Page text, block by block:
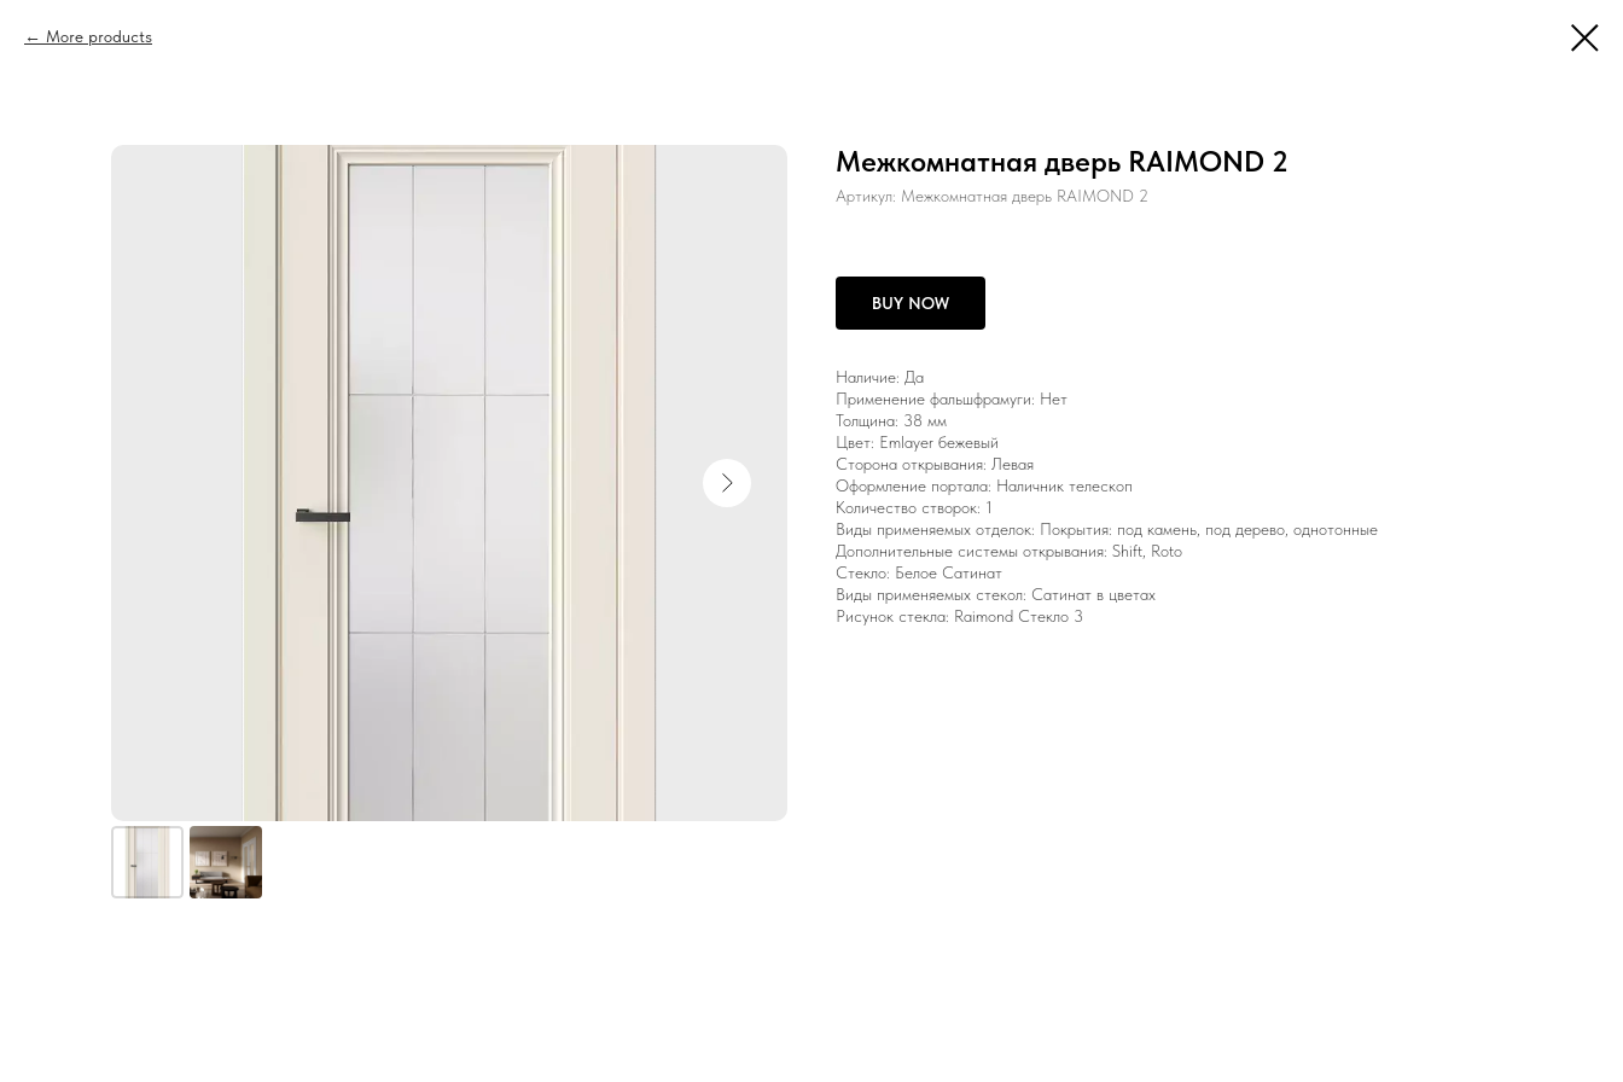
More products
Межкомнатная дверь RAIMOND 2
Артикул: Межкомнатная дверь RAIMOND 2
BUY NOW
Наличие: Да
Применение фальшфрамуги: Нет
Толщина: 38 мм
Цвет: Emlayer бежевый
Сторона открывания: Левая
Оформление портала: Наличник телескоп
Количество створок: 1
Виды применяемых отделок: Покрытия: под камень, под дерево, однотонные
Дополнительные системы открывания: Shift, Roto
Стекло: Белое Сатинат
Виды применяемых стекол: Сатинат в цветах
Рисунок стекла: Raimond Стекло 3